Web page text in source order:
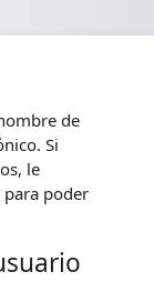
de
Si
le
poder